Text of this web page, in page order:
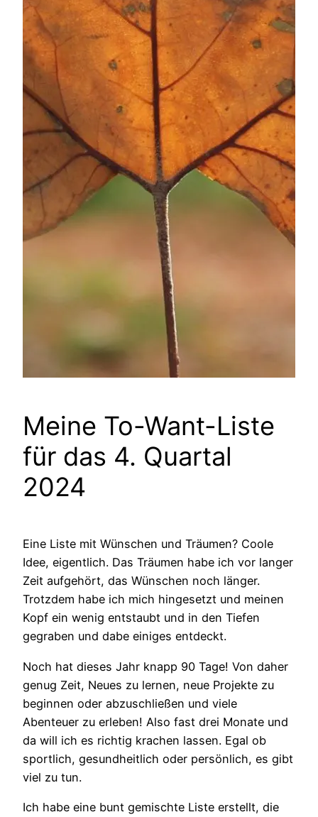
Meine To-Want-Liste
für das 4. Quartal
2024
Eine Liste mit Wünschen und Träumen? Coole
Idee, eigentlich. Das Träumen habe ich vor langer
Zeit aufgehört, das Wünschen noch länger.
Trotzdem habe ich mich hingesetzt und meinen
Kopf ein wenig entstaubt und in den Tiefen
gegraben und dabe einiges entdeckt.
Noch hat dieses Jahr knapp 90 Tage! Von daher
genug Zeit, Neues zu lernen, neue Projekte zu
beginnen oder abzuschließen und viele
Abenteuer zu erleben! Also fast drei Monate und
da will ich es richtig krachen lassen. Egal ob
sportlich, gesundheitlich oder persönlich, es gibt
viel zu tun.
Ich habe eine bunt gemischte Liste erstellt, die